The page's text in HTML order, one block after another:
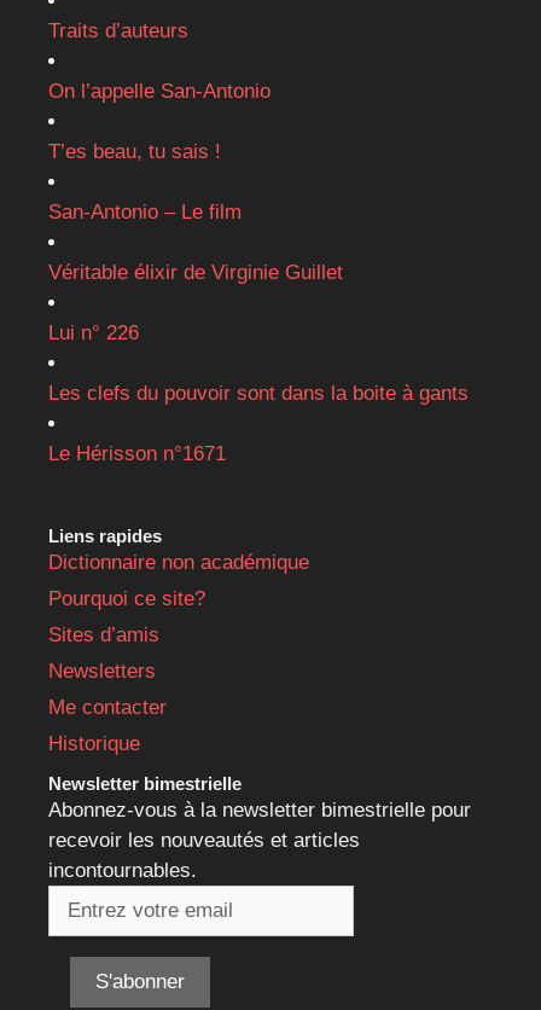
Traits d’auteurs
On l’appelle San-Antonio
T’es beau, tu sais !
San-Antonio – Le film
Véritable élixir de Virginie Guillet
Lui n° 226
Les clefs du pouvoir sont dans la boite à gants
Le Hérisson n°1671
Liens rapides
Dictionnaire non académique
Pourquoi ce site?
Sites d’amis
Newsletters
Me contacter
Historique
Newsletter bimestrielle
Abonnez-vous à la newsletter bimestrielle pour
recevoir les nouveautés et articles
incontournables.